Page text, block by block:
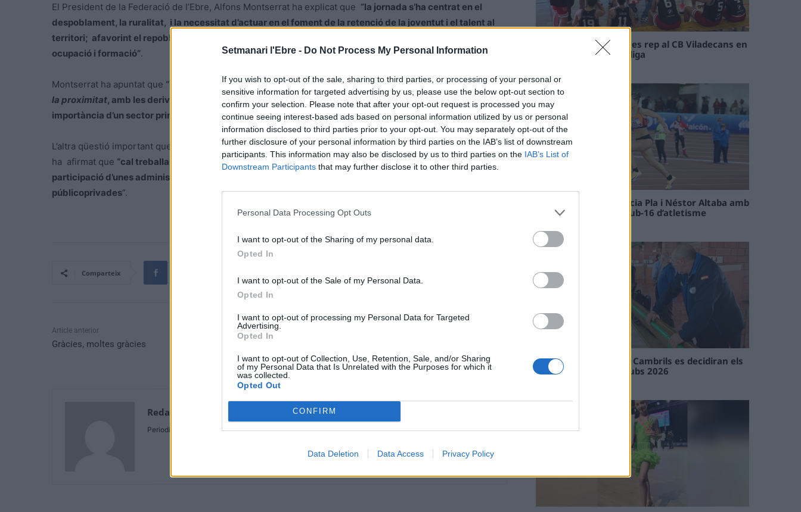
Setmanari l'Ebre - Do Not Process My Personal Information
If you wish to opt-out of the sale, sharing to third parties, or processing of your personal or
sensitive information for targeted advertising by us, please use the below opt-out section to
confirm your selection. Please note that after your opt-out request is processed you may
continue seeing interest-based ads based on personal information utilized by us or personal
information disclosed to third parties prior to your opt-out. You may separately opt-out of the
further disclosure of your personal information by third parties on the IAB’s list of downstream
participants. This information may also be disclosed by us to third parties on the IAB’s List of
Downstream Participants that may further disclose it to other third parties.
Personal Data Processing Opt Outs
I want to opt-out of the Sharing of my personal data.
Opted In
I want to opt-out of the Sale of my Personal Data.
Opted In
I want to opt-out of processing my Personal Data for Targeted
Advertising.
Opted In
I want to opt-out of Collection, Use, Retention, Sale, and/or Sharing
of my Personal Data that Is Unrelated with the Purposes for which it
was collected.
Opted Out
CONFIRM
Data Deletion Data Access Privacy Policy
El President de la Federació de l’Ebre, Alfons Montserrat ha explicat que “la jornada s’ha centrat en el
despoblament, la ruralitat, i la necessitat d’actuar en el foment de la retenció de la joventut i el talent al
territori; afavorint el repoblament, i fent atenció a la potenciació del teletreball, l’oferiment d’habitatge,
ocupació i formació”.
Montserrat ha apuntat que “un altre dels aspectes de futur que hem plantejat és el foment dela cultura de
la proximitat, amb les derivades de tipus agrari, ambiental i de biodiversitat que comporta; i la
importància d’un sector primari que ha esdevingut un dels principals eixos de futur per al territori”
L’altra qüestió important que s’ha debatut és la del desenvolupament socioeconòmic. El president republicà
ha afirmat que “cal treballar per un model que doni una resposta intel·ligent, sostenible i inclusiva; amb la
participació d’unes administracions més proactives que cerquin consensos socials i cooperacions
públicoprivades”.
Comparteix
Article anterior
Gràcies, moltes gràcies
la presó d’Oblates, a Tarragona
Redaccio
Periodistes
El Cantaires amb baixes rep al CB Viladecans en
el tram decisiu de la lliga
Paula Sintorres, Patrícia Pla i Néstor Altaba amb
la selecció catalana sub-16 d’atletisme
En les tirades de Flix i Cambrils es decidiran els
campions de l’Interclubs 2026